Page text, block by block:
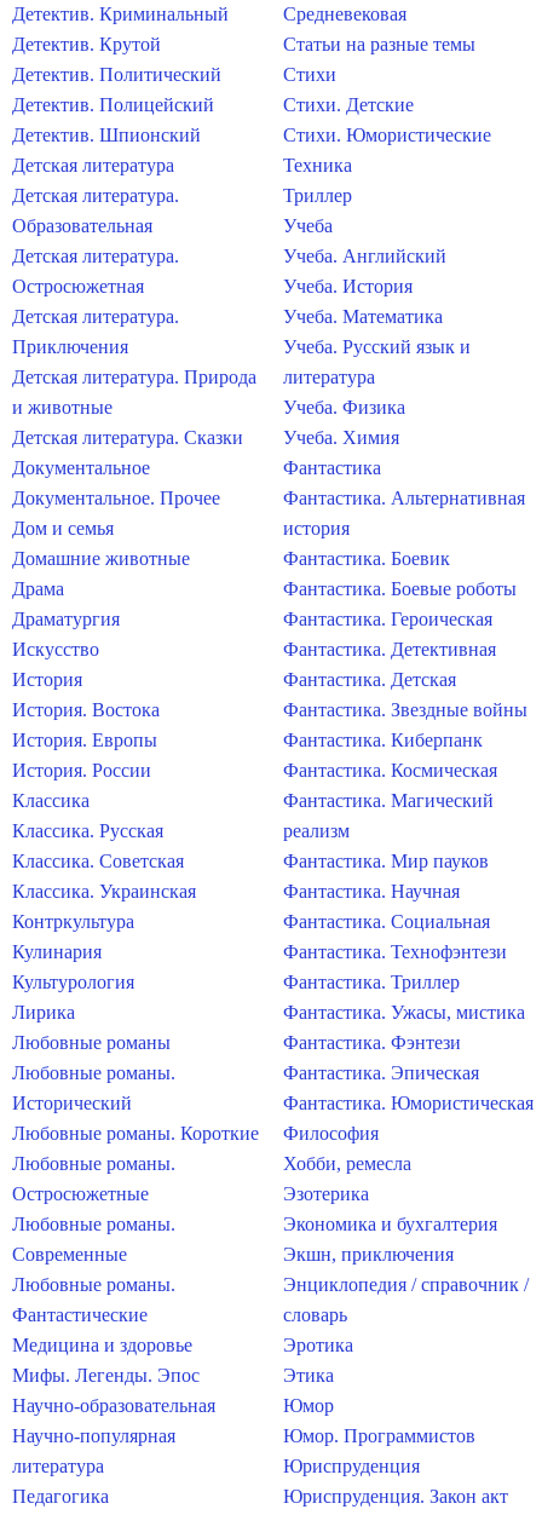
Детектив. Криминальный
Детектив. Крутой
Детектив. Политический
Детектив. Полицейский
Детектив. Шпионский
Детская литература
Детская литература.
Образовательная
Детская литература.
Остросюжетная
Детская литература.
Приключения
Детская литература. Природа
и животные
Детская литература. Сказки
Документальное
Документальное. Прочее
Дом и семья
Домашние животные
Драма
Драматургия
Искусство
История
История. Востока
История. Европы
История. России
Классика
Классика. Русская
Классика. Советская
Классика. Украинская
Контркультура
Кулинария
Культурология
Лирика
Любовные романы
Любовные романы.
Исторический
Любовные романы. Короткие
Любовные романы.
Остросюжетные
Любовные романы.
Современные
Любовные романы.
Фантастические
Медицина и здоровье
Мифы. Легенды. Эпос
Научно-образовательная
Научно-популярная
литература
Педагогика
Средневековая
Статьи на разные темы
Стихи
Стихи. Детские
Стихи. Юмористические
Техника
Триллер
Учеба
Учеба. Английский
Учеба. История
Учеба. Математика
Учеба. Русский язык и
литература
Учеба. Физика
Учеба. Химия
Фантастика
Фантастика. Альтернативная
история
Фантастика. Боевик
Фантастика. Боевые роботы
Фантастика. Героическая
Фантастика. Детективная
Фантастика. Детская
Фантастика. Звездные войны
Фантастика. Киберпанк
Фантастика. Космическая
Фантастика. Магический
реализм
Фантастика. Мир пауков
Фантастика. Научная
Фантастика. Социальная
Фантастика. Технофэнтези
Фантастика. Триллер
Фантастика. Ужасы, мистика
Фантастика. Фэнтези
Фантастика. Эпическая
Фантастика. Юмористическая
Философия
Хобби, ремесла
Эзотерика
Экономика и бухгалтерия
Экшн, приключения
Энциклопедия / справочник /
словарь
Эротика
Этика
Юмор
Юмор. Программистов
Юриспруденция
Юриспруденция. Закон акт